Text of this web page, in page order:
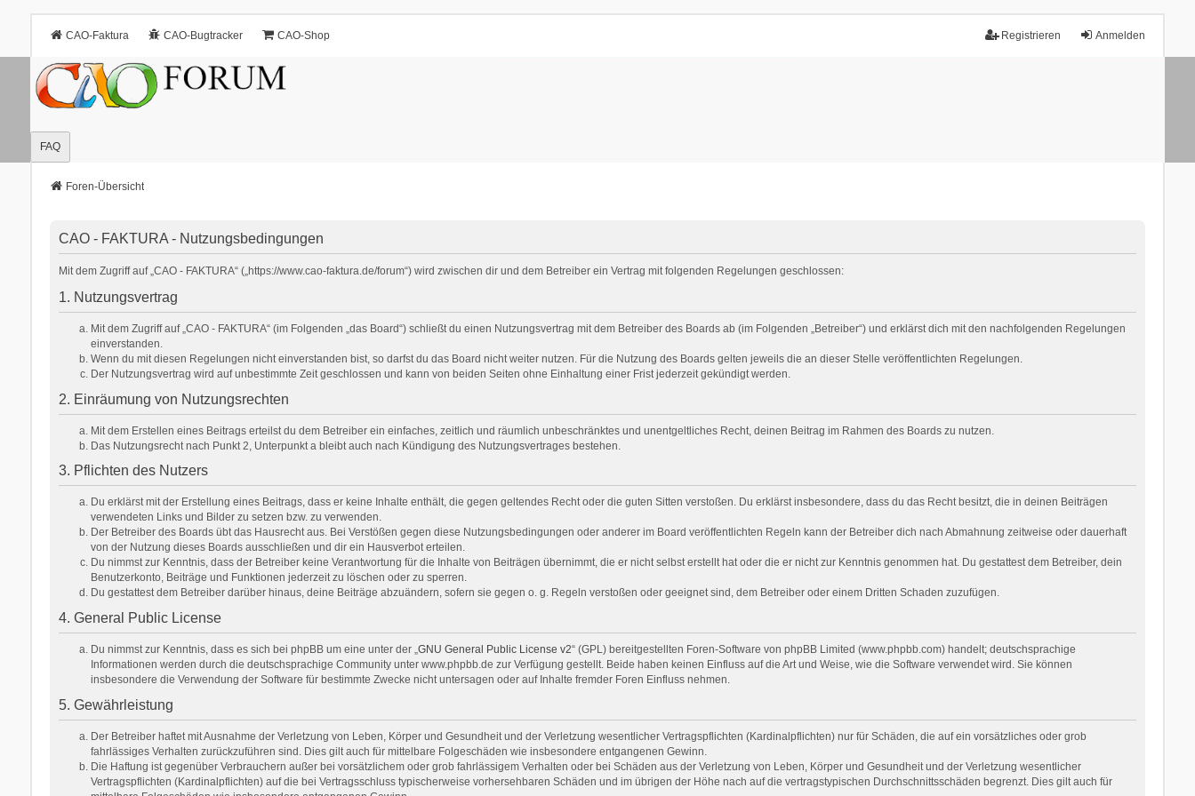
Anmelden
Registrieren
CAO-Faktura CAO-Bugtracker CAO-Shop
FAQ
Foren-Übersicht
CAO - FAKTURA - Nutzungsbedingungen
Mit dem Zugriff auf „CAO - FAKTURA“ („https://www.cao-faktura.de/forum“) wird zwischen dir und dem Betreiber ein Vertrag mit folgenden Regelungen geschlossen:
1. Nutzungsvertrag
Mit dem Zugriff auf „CAO - FAKTURA“ (im Folgenden „das Board“) schließt du einen Nutzungsvertrag mit dem Betreiber des Boards ab (im Folgenden „Betreiber“) und erklärst dich mit den nachfolgenden Regelungen
einverstanden.
Wenn du mit diesen Regelungen nicht einverstanden bist, so darfst du das Board nicht weiter nutzen. Für die Nutzung des Boards gelten jeweils die an dieser Stelle veröffentlichten Regelungen.
Der Nutzungsvertrag wird auf unbestimmte Zeit geschlossen und kann von beiden Seiten ohne Einhaltung einer Frist jederzeit gekündigt werden.
2. Einräumung von Nutzungsrechten
Mit dem Erstellen eines Beitrags erteilst du dem Betreiber ein einfaches, zeitlich und räumlich unbeschränktes und unentgeltliches Recht, deinen Beitrag im Rahmen des Boards zu nutzen.
Das Nutzungsrecht nach Punkt 2, Unterpunkt a bleibt auch nach Kündigung des Nutzungsvertrages bestehen.
3. Pflichten des Nutzers
Du erklärst mit der Erstellung eines Beitrags, dass er keine Inhalte enthält, die gegen geltendes Recht oder die guten Sitten verstoßen. Du erklärst insbesondere, dass du das Recht besitzt, die in deinen Beiträgen
verwendeten Links und Bilder zu setzen bzw. zu verwenden.
Der Betreiber des Boards übt das Hausrecht aus. Bei Verstößen gegen diese Nutzungsbedingungen oder anderer im Board veröffentlichten Regeln kann der Betreiber dich nach Abmahnung zeitweise oder dauerhaft
von der Nutzung dieses Boards ausschließen und dir ein Hausverbot erteilen.
Du nimmst zur Kenntnis, dass der Betreiber keine Verantwortung für die Inhalte von Beiträgen übernimmt, die er nicht selbst erstellt hat oder die er nicht zur Kenntnis genommen hat. Du gestattest dem Betreiber, dein
Benutzerkonto, Beiträge und Funktionen jederzeit zu löschen oder zu sperren.
Du gestattest dem Betreiber darüber hinaus, deine Beiträge abzuändern, sofern sie gegen o. g. Regeln verstoßen oder geeignet sind, dem Betreiber oder einem Dritten Schaden zuzufügen.
4. General Public License
Du nimmst zur Kenntnis, dass es sich bei phpBB um eine unter der „GNU General Public License v2“ (GPL) bereitgestellten Foren-Software von phpBB Limited (www.phpbb.com) handelt; deutschsprachige
Informationen werden durch die deutschsprachige Community unter www.phpbb.de zur Verfügung gestellt. Beide haben keinen Einfluss auf die Art und Weise, wie die Software verwendet wird. Sie können
insbesondere die Verwendung der Software für bestimmte Zwecke nicht untersagen oder auf Inhalte fremder Foren Einfluss nehmen.
5. Gewährleistung
Der Betreiber haftet mit Ausnahme der Verletzung von Leben, Körper und Gesundheit und der Verletzung wesentlicher Vertragspflichten (Kardinalpflichten) nur für Schäden, die auf ein vorsätzliches oder grob
fahrlässiges Verhalten zurückzuführen sind. Dies gilt auch für mittelbare Folgeschäden wie insbesondere entgangenen Gewinn.
Die Haftung ist gegenüber Verbrauchern außer bei vorsätzlichem oder grob fahrlässigem Verhalten oder bei Schäden aus der Verletzung von Leben, Körper und Gesundheit und der Verletzung wesentlicher
Vertragspflichten (Kardinalpflichten) auf die bei Vertragsschluss typischerweise vorhersehbaren Schäden und im übrigen der Höhe nach auf die vertragstypischen Durchschnittsschäden begrenzt. Dies gilt auch für